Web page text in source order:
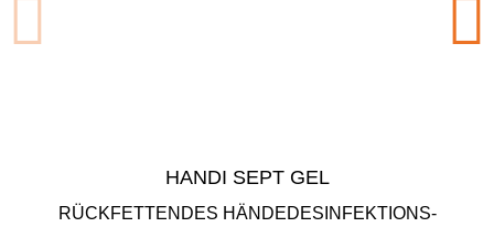
HAN­DI SEPT GEL
RÜCK­FET­TEN­DES HÄN­DE­DES­IN­FEK­TI­ONS-